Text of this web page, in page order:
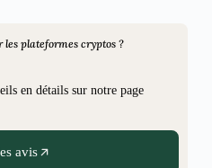
les plateformes cryptos ?
en détails sur notre page
avis